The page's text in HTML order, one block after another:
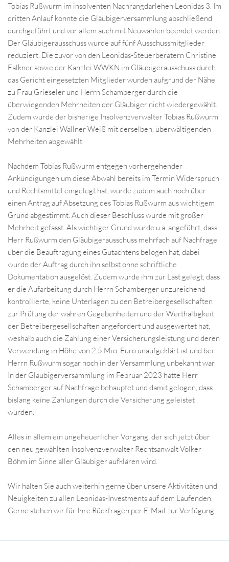
Tobias Rußwurm im insolventen Nachrangdarlehen Leonidas 3. Im
dritten Anlauf konnte die Gläubigerversammlung abschließend
durchgeführt und vor allem auch mit Neuwahlen beendet werden.
Der Gläubigerausschuss wurde auf fünf Ausschussmitglieder
reduziert. Die zuvor von den Leonidas-Steuerberatern Christine
Falkner sowie der Kanzlei WWKN im Gläubigerausschuss durch
das Gericht eingesetzten Mitglieder wurden aufgrund der Nähe
zu Frau Grieseler und Herrn Schamberger durch die
überwiegenden Mehrheiten der Gläubiger nicht wiedergewählt.
Zudem wurde der bisherige Insolvenzverwalter Tobias Rußwurm
von der Kanzlei Wallner Weiß mit derselben, überwältigenden
Mehrheiten abgewählt.
Nachdem Tobias Rußwurm entgegen vorhergehender
Ankündigungen um diese Abwahl bereits im Termin Widerspruch
und Rechtsmittel eingelegt hat, wurde zudem auch noch über
einen Antrag auf Absetzung des Tobias Rußwurm aus wichtigem
Grund abgestimmt. Auch dieser Beschluss wurde mit großer
Mehrheit gefasst. Als wichtiger Grund wurde u.a. angeführt, dass
Herr Rußwurm den Gläubigerausschuss mehrfach auf Nachfrage
über die Beauftragung eines Gutachtens belogen hat, dabei
wurde der Auftrag durch ihn selbst ohne schriftliche
Dokumentation ausgelöst. Zudem wurde ihm zur Last gelegt, dass
er die Aufarbeitung durch Herrn Schamberger unzureichend
kontrollierte, keine Unterlagen zu den Betreibergesellschaften
zur Prüfung der wahren Gegebenheiten und der Werthaltigkeit
der Betreibergesellschaften angefordert und ausgewertet hat,
weshalb auch die Zahlung einer Versicherungsleistung und deren
Verwendung in Höhe von 2,5 Mio. Euro unaufgeklärt ist und bei
Herrn Rußwurm sogar noch in der Versammlung unbekannt war.
In der Gläubigerversammlung im Februar 2023 hatte Herr
Schamberger auf Nachfrage behauptet und damit gelogen, dass
bislang keine Zahlungen durch die Versicherung geleistet
wurden.
Alles in allem ein ungeheuerlicher Vorgang, der sich jetzt über
den neu gewählten Insolvenzverwalter Rechtsanwalt Volker
Böhm im Sinne aller Gläubiger aufklären wird.
Wir halten Sie auch weiterhin gerne über unsere Aktivitäten und
Neuigkeiten zu allen Leonidas-Investments auf dem Laufenden.
Gerne stehen wir für Ihre Rückfragen per E-Mail zur Verfügung.